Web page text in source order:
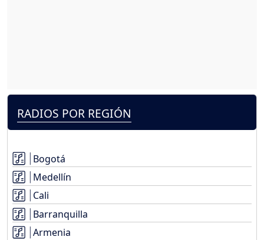
RADIOS POR REGIÓN
Bogotá
Medellín
Cali
Barranquilla
Armenia